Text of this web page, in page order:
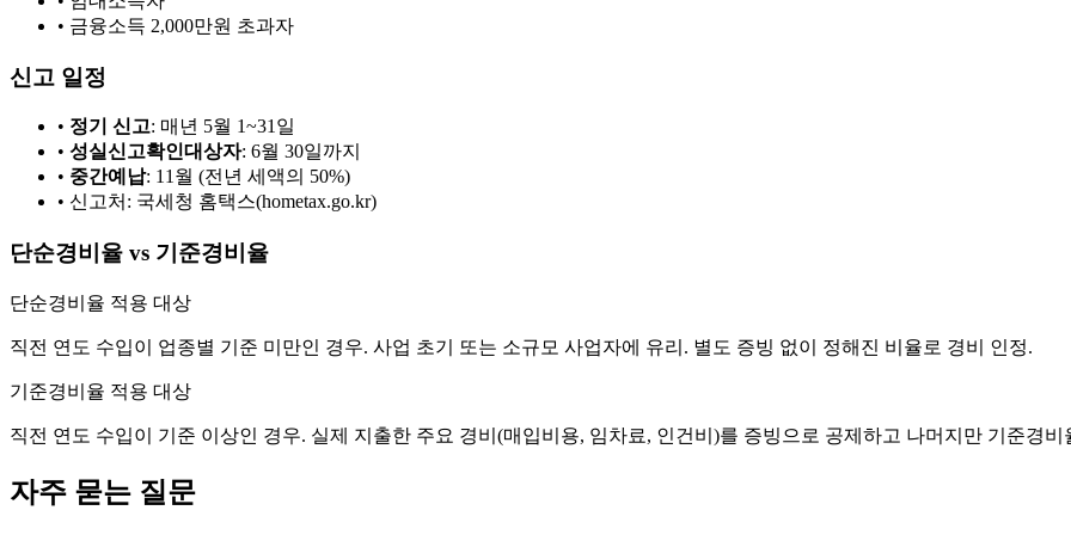
• 금융소득 2,000만원 초과자
신고 일정
• 정기 신고: 매년 5월 1~31일
• 성실신고확인대상자: 6월 30일까지
• 중간예납: 11월 (전년 세액의 50%)
• 신고처: 국세청 홈택스(hometax.go.kr)
단순경비율 vs 기준경비율
단순경비율 적용 대상
직전 연도 수입이 업종별 기준 미만인 경우. 사업 초기 또는 소규모 사업자에 유리. 별도 증빙 없이 정해진 비율로 경비 인정.
기준경비율 적용 대상
직전 연도 수입이 기준 이상인 경우. 실제 지출한 주요 경비(매입비용, 임차료, 인건비)를 증빙으로 공제하고 나머지만 기준경비
자주 묻는 질문